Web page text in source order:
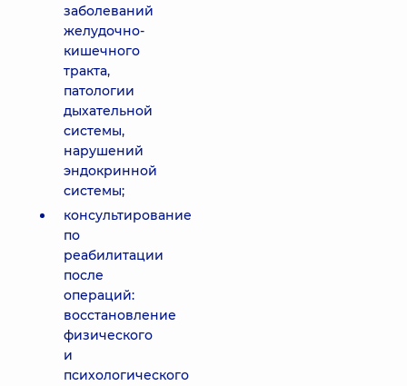
заболеваний
желудочно-
кишечного
тракта,
патологии
дыхательной
системы,
нарушений
эндокринной
системы;
консультирование
по
реабилитации
после
операций:
восстановление
физического
и
психологического